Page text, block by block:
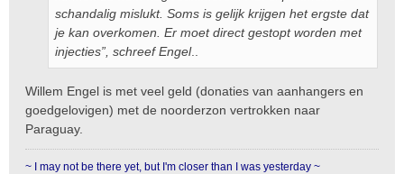
schandalig mislukt. Soms is gelijk krijgen het ergste dat
je kan overkomen. Er moet direct gestopt worden met
injecties”, schreef Engel..
Willem Engel is met veel geld (donaties van aanhangers en
goedgelovigen) met de noorderzon vertrokken naar
Paraguay.
~ I may not be there yet, but I'm closer than I was yesterday ~